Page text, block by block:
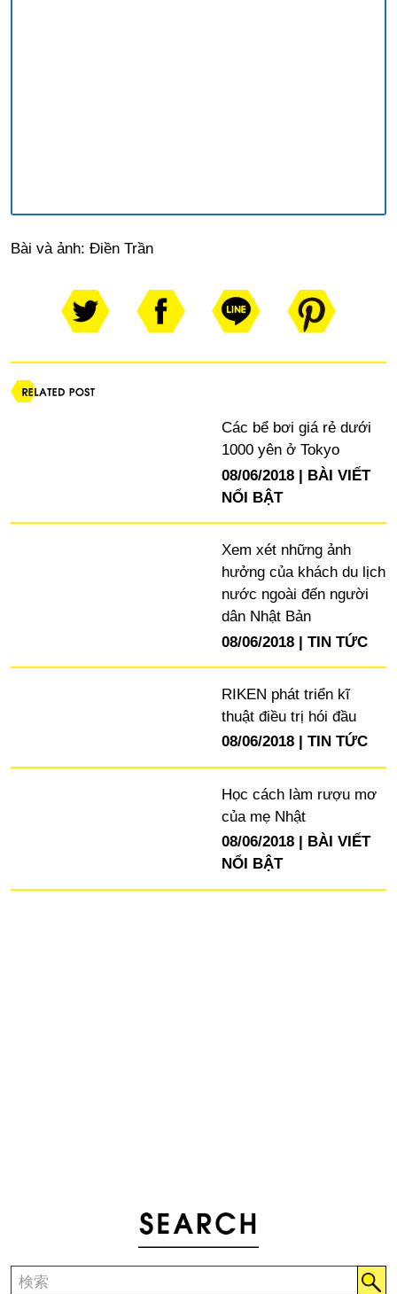
Bài và ảnh: Điền Trần
Các bể bơi giá rẻ dưới
1000 yên ở Tokyo
08/06/2018
BÀI VIẾT
NỔI BẬT
Xem xét những ảnh
hưởng của khách du lịch
nước ngoài đến người
dân Nhật Bản
08/06/2018
TIN TỨC
RIKEN phát triển kĩ
thuật điều trị hói đầu
08/06/2018
TIN TỨC
Học cách làm rượu mơ
của mẹ Nhật
08/06/2018
BÀI VIẾT
NỔI BẬT